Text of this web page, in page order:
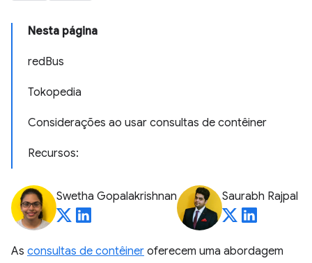
Nesta página
redBus
Tokopedia
Considerações ao usar consultas de contêiner
Recursos:
Swetha Gopalakrishnan Saurabh Rajpal
As consultas de contêiner oferecem uma abordagem